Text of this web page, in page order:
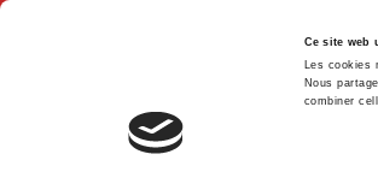
Ce site web
Les cookies
Nous
combiner